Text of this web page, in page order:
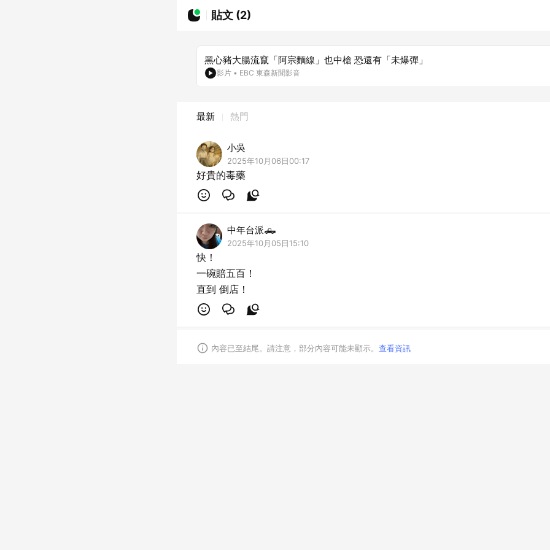
貼文 (2)
黑心豬大腸流竄「阿宗麵線」也中槍 恐還有「未爆彈」
影片 • EBC 東森新聞影音
最新 熱門
小吳
2025年10月06日00:17
好貴的毒藥
中年台派🛻
2025年10月05日15:10
快！
一碗賠五百！
直到 倒店！
內容已至結尾。請注意，部分內容可能未顯示。 查看資訊
取消